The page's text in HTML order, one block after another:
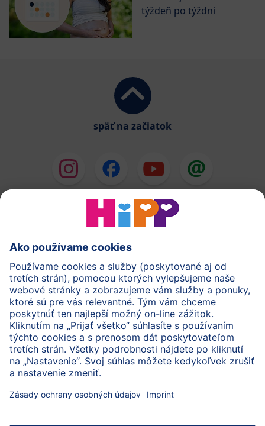
týždeň po týždni
späť na začiatok
HiPP Mlieka
HiPP Príkrmy
HiPP Tehotenstvo
Ochrana osobných údajov
Cookies a pravidlá používania webovej stránky
Imprint
O spoločnosti HiPP Kontakt